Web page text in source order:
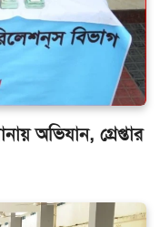
অভিযান, গ্রেপ্তার